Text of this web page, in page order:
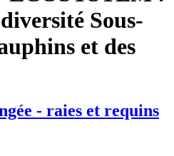
Sous-
et des
- raies et requins